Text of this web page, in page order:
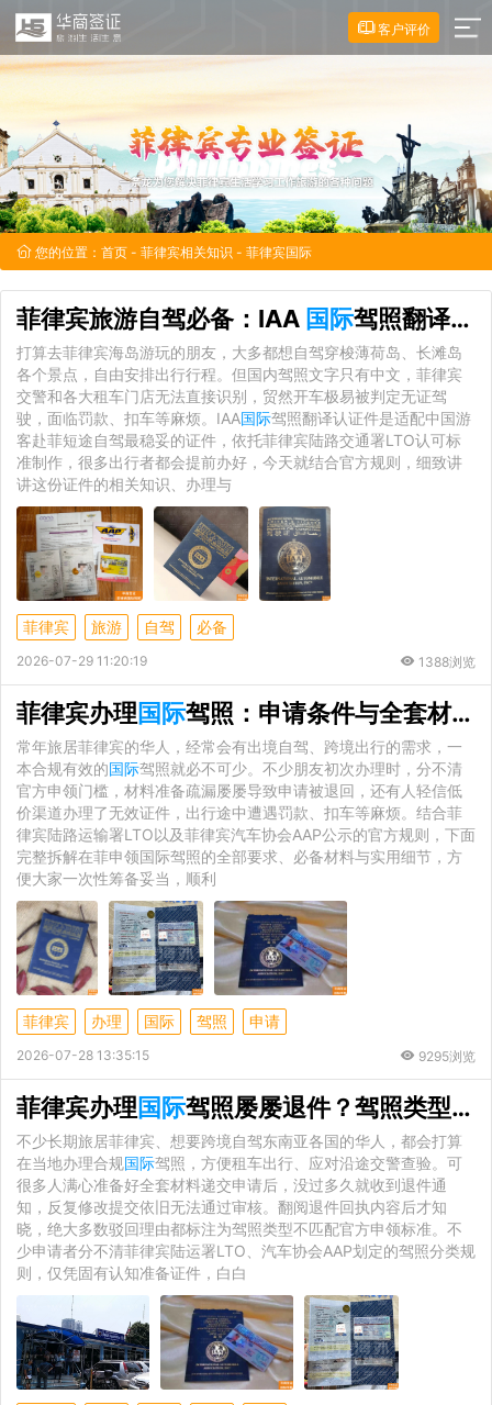
客户评价
您的位置： 首页 - 菲律宾相关知识 - 菲律宾国际
菲律宾旅游自驾必备：IAA 国际驾照翻译认证件办理全指南
打算去菲律宾海岛游玩的朋友，大多都想自驾穿梭薄荷岛、长滩岛
各个景点，自由安排出行行程。但国内驾照文字只有中文，菲律宾
交警和各大租车门店无法直接识别，贸然开车极易被判定无证驾
驶，面临罚款、扣车等麻烦。IAA国际驾照翻译认证件是适配中国游
客赴菲短途自驾最稳妥的证件，依托菲律宾陆路交通署LTO认可标
准制作，很多出行者都会提前办好，今天就结合官方规则，细致讲
讲这份证件的相关知识、办理与
菲律宾 旅游 自驾 必备
2026-07-29 11:20:19 1388浏览
菲律宾办理国际驾照：申请条件与全套材料详细梳理
常年旅居菲律宾的华人，经常会有出境自驾、跨境出行的需求，一
本合规有效的国际驾照就必不可少。不少朋友初次办理时，分不清
官方申领门槛，材料准备疏漏屡屡导致申请被退回，还有人轻信低
价渠道办理了无效证件，出行途中遭遇罚款、扣车等麻烦。结合菲
律宾陆路运输署LTO以及菲律宾汽车协会AAP公示的官方规则，下面
完整拆解在菲申领国际驾照的全部要求、必备材料与实用细节，方
便大家一次性筹备妥当，顺利
菲律宾 办理 国际 驾照 申请
2026-07-28 13:35:15 9295浏览
菲律宾办理国际驾照屡屡退件？驾照类型不符是核心诱因
不少长期旅居菲律宾、想要跨境自驾东南亚各国的华人，都会打算
在当地办理合规国际驾照，方便租车出行、应对沿途交警查验。可
很多人满心准备好全套材料递交申请后，没过多久就收到退件通
知，反复修改提交依旧无法通过审核。翻阅退件回执内容后才知
晓，绝大多数驳回理由都标注为驾照类型不匹配官方申领标准。不
少申请者分不清菲律宾陆运署LTO、汽车协会AAP划定的驾照分类规
则，仅凭固有认知准备证件，白白